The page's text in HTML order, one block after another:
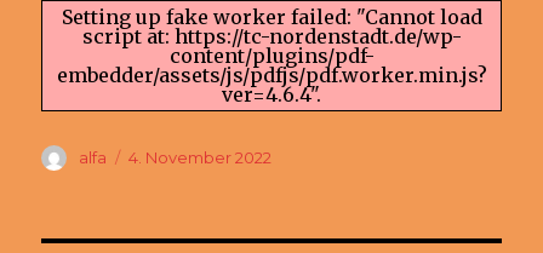
Setting up fake worker failed: "Cannot load
script at: https://tc-nordenstadt.de/wp-
content/plugins/pdf-
embedder/assets/js/pdfjs/pdf.worker.min.js?
ver=4.6.4".
Autor
alfa
Veröffentlicht
4. November 2022